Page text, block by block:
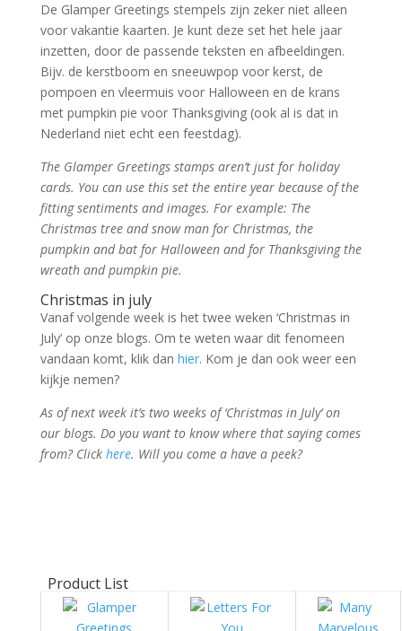
De Glamper Greetings stempels zijn zeker niet alleen
voor vakantie kaarten. Je kunt deze set het hele jaar
inzetten, door de passende teksten en afbeeldingen.
Bijv. de kerstboom en sneeuwpop voor kerst, de
pompoen en vleermuis voor Halloween en de krans
met pumpkin pie voor Thanksgiving (ook al is dat in
Nederland niet echt een feestdag).
The Glamper Greetings stamps aren’t just for holiday
cards. You can use this set the entire year because of the
fitting sentiments and images. For example: The
Christmas tree and snow man for Christmas, the
pumpkin and bat for Halloween and for Thanksgiving the
wreath and pumpkin pie.
Christmas in july
Vanaf volgende week is het twee weken ‘Christmas in
July’ op onze blogs. Om te weten waar dit fenomeen
vandaan komt, klik dan hier. Kom je dan ook weer een
kijkje nemen?
As of next week it’s two weeks of ‘Christmas in July’ on
our blogs. Do you want to know where that saying comes
from? Click here. Will you come a have a peek?
Product List